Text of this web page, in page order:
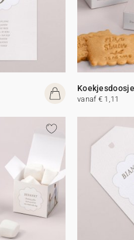
vanaf € 1,11